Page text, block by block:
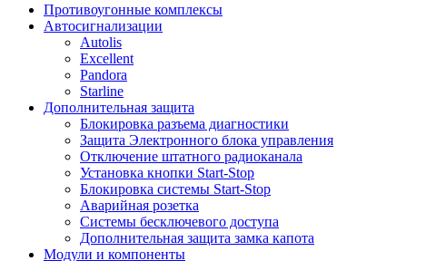
Противоугонные комплексы
Автосигнализации
Autolis
Excellent
Pandora
Starline
Дополнительная защита
Блокировка разъема диагностики
Защита Электронного блока управления
Отключение штатного радиоканала
Установка кнопки Start-Stop
Блокировка системы Start-Stop
Аварийная розетка
Системы бесключевого доступа
Дополнительная защита замка капота
Модули и компоненты